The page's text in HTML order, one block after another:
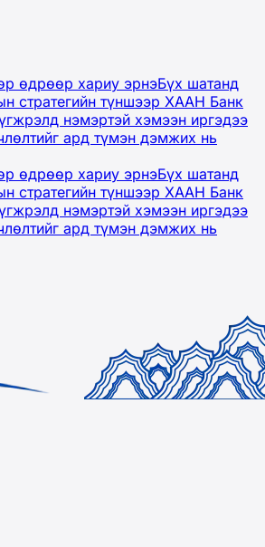
өдрөөр хариу эрнэБүх шатанд
стратегийн түншээр ХААН Банк
нэмэртэй хэмээн иргэдээ
ард түмэн дэмжих нь
өдрөөр хариу эрнэБүх шатанд
стратегийн түншээр ХААН Банк
нэмэртэй хэмээн иргэдээ
ард түмэн дэмжих нь